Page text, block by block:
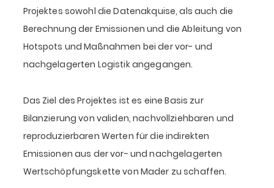
Projektes sowohl die Datenakquise, als auch die
Berechnung der Emissionen und die Ableitung von
Hotspots und Maßnahmen bei der vor- und
nachgelagerten Logistik angegangen.
Das Ziel des Projektes ist es eine Basis zur
Bilanzierung von validen, nachvollziehbaren und
reproduzierbaren Werten für die indirekten
Emissionen aus der vor- und nachgelagerten
Wertschöpfungskette von Mader zu schaffen.